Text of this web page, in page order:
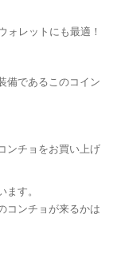
レットにも最適！
備であるこのコイン
ンチョをお買い上げ
す。
コンチョが来るかは